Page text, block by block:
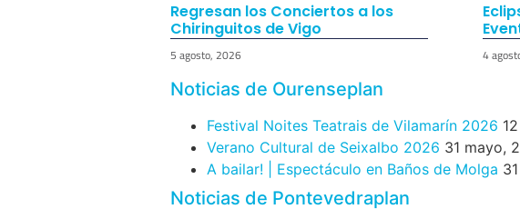
Regresan los Conciertos a los
Chiringuitos de Vigo
5 agosto, 2026 4
Noticias de Ourenseplan
Festival Noites Teatrais de Vilamarín 2026
Verano Cultural de Seixalbo 2026 31 mayo,
A bailar! | Espectáculo en Baños de Molga
Noticias de Pontevedraplan